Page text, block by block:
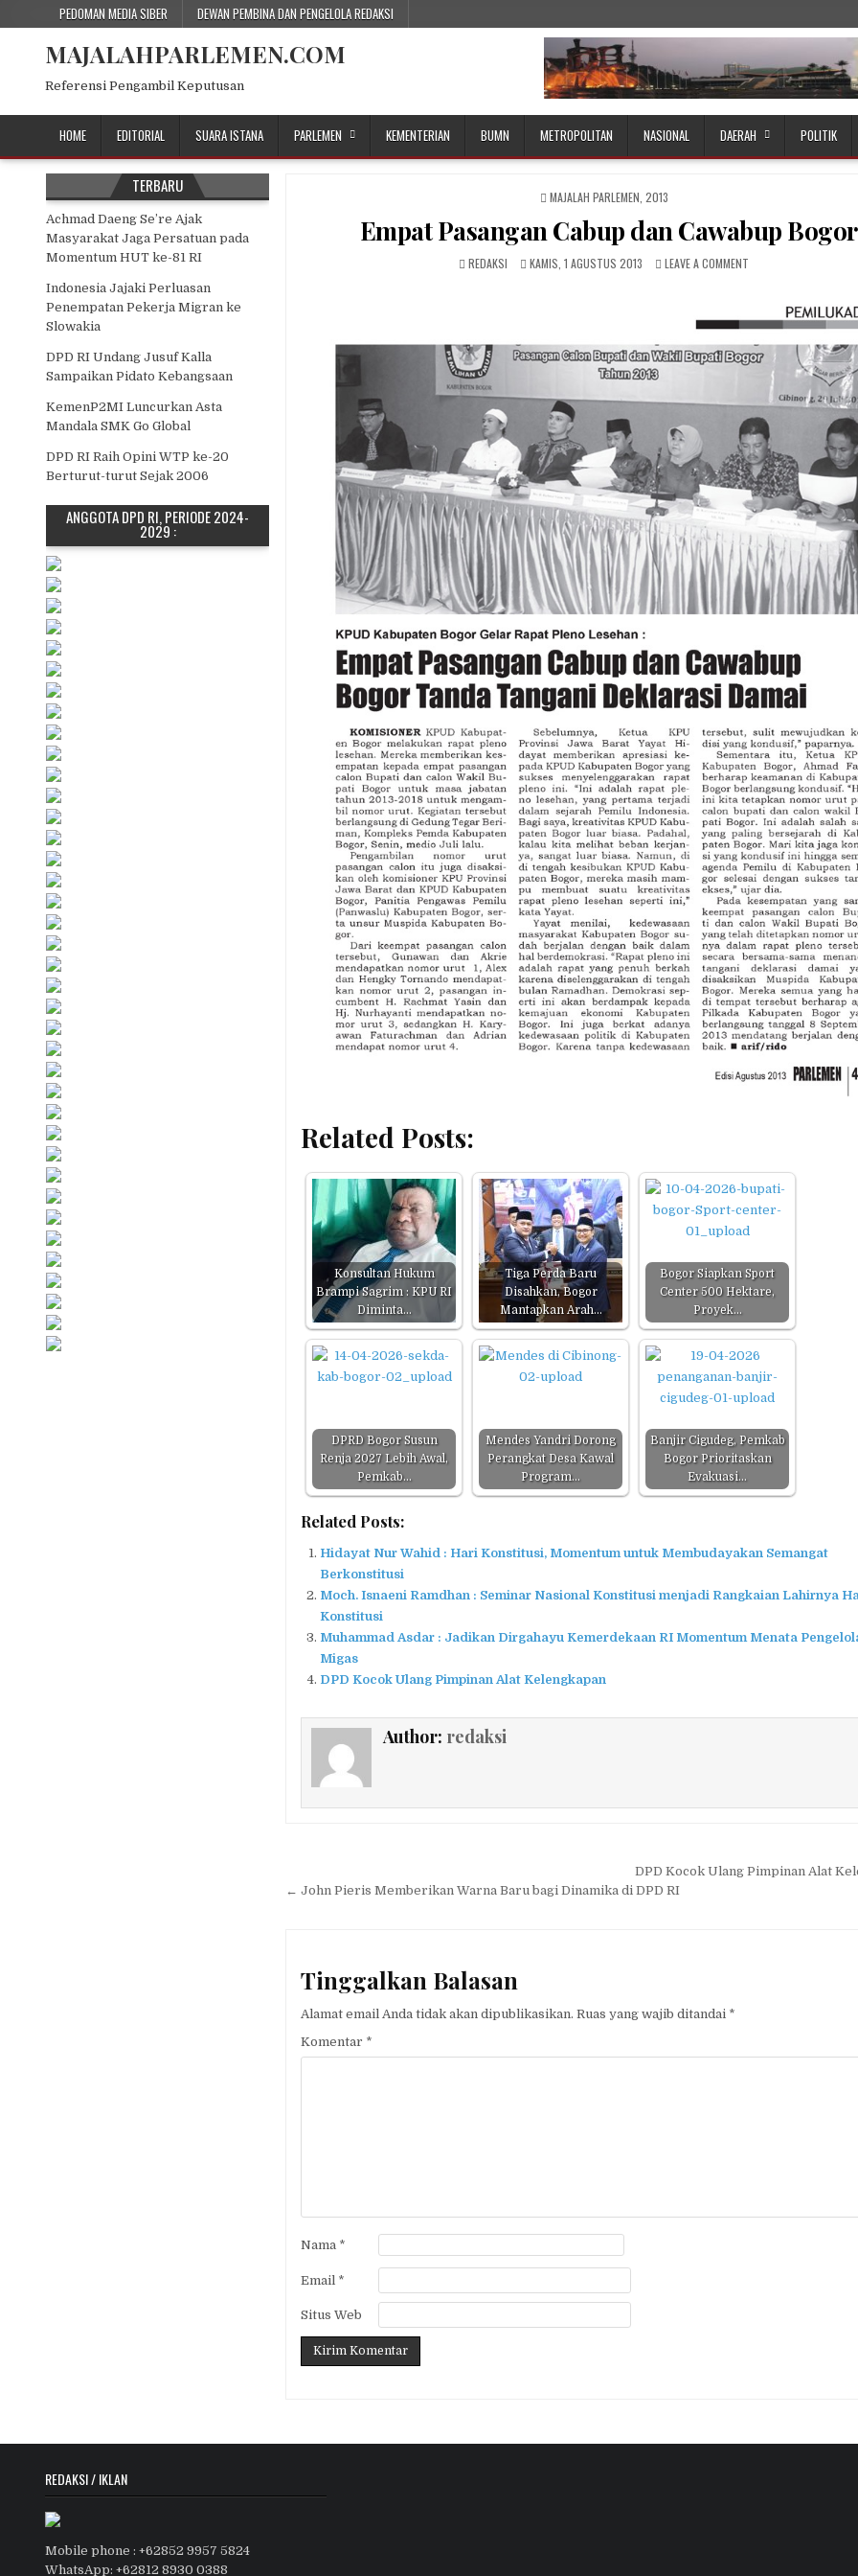
to
PEDOMAN MEDIA SIBER DEWAN PEMBINA DAN PENGELOLA REDAKSI
MAJALAHPARLEMEN.COM
Referensi Pengambil Keputusan
HOME EDITORIAL SUARA ISTANA PARLEMEN KEMENTERIAN BUMN METROPOLITAN NASIONAL DAERAH POLITIK
POSTED
MAJALAH PARLEMEN, 2013
Empat Pasangan Cabup dan Cawabup Bogor
AUTHOR:
REDAKSI
PUBLISHED
KAMIS, 1 AGUSTUS 2013 LEAVE A COMMENT
DAN
CAWABUP
BOGOR
Related Posts:
Konsultan Hukum
Brampi Sagrim : KPU RI
Diminta…
Tiga Perda Baru
Disahkan, Bogor
Mantapkan Arah…
Bogor Siapkan Sport
Center 500 Hektare,
Proyek…
DPRD Bogor Susun
Renja 2027 Lebih Awal,
Pemkab…
Mendes Yandri Dorong
Perangkat Desa Kawal
Program…
Banjir Cigudeg, Pemkab
Bogor Prioritaskan
Evakuasi…
Related Posts:
Hidayat Nur Wahid : Hari Konstitusi, Momentum untuk Membudayakan Semangat
Berkonstitusi
Moch. Isnaeni Ramdhan : Seminar Nasional Konstitusi menjadi Rangkaian Lahirnya
Konstitusi
Muhammad Asdar : Jadikan Dirgahayu Kemerdekaan RI Momentum Menata
Migas
DPD Kocok Ulang Pimpinan Alat Kelengkapan
Author: redaksi
pos
DPD Kocok Ulang Pimpinan Alat
← John Pieris Memberikan Warna Baru bagi Dinamika di DPD RI
Tinggalkan Balasan
Alamat email Anda tidak akan dipublikasikan. Ruas yang wajib ditandai *
Komentar *
Nama *
Email *
Situs Web
TERBARU
Achmad Daeng Se’re Ajak
Masyarakat Jaga Persatuan pada
Momentum HUT ke-81 RI
Indonesia Jajaki Perluasan
Penempatan Pekerja Migran ke
Slowakia
DPD RI Undang Jusuf Kalla
Sampaikan Pidato Kebangsaan
KemenP2MI Luncurkan Asta
Mandala SMK Go Global
DPD RI Raih Opini WTP ke-20
Berturut-turut Sejak 2006
ANGGOTA DPD RI, PERIODE 2024-
2029 :
REDAKSI / IKLAN
Mobile phone : +62852 9957 5824
WhatsApp: +62812 8930 0388